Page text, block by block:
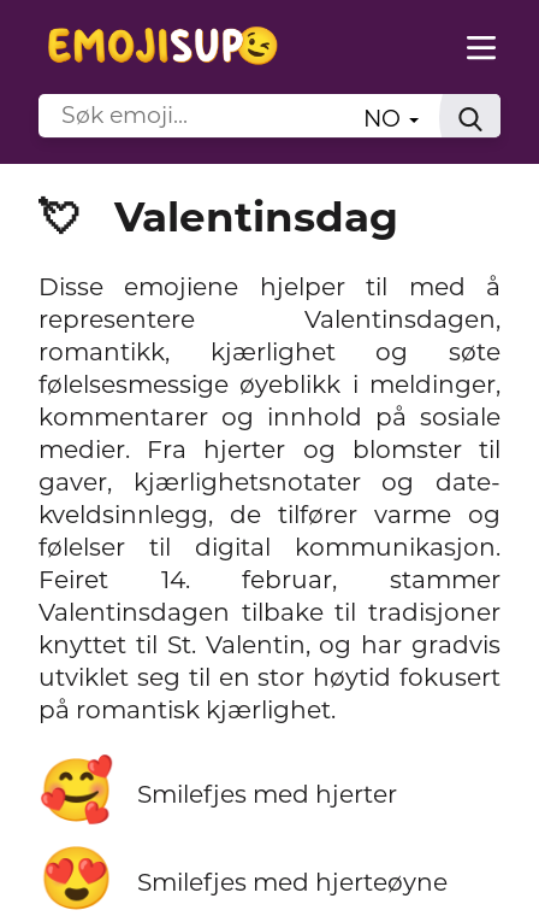
NO
💘 Valentinsdag
Disse emojiene hjelper til med å
representere Valentinsdagen,
romantikk, kjærlighet og søte
følelsesmessige øyeblikk i meldinger,
kommentarer og innhold på sosiale
medier. Fra hjerter og blomster til
gaver, kjærlighetsnotater og date-
kveldsinnlegg, de tilfører varme og
følelser til digital kommunikasjon.
Feiret 14. februar, stammer
Valentinsdagen tilbake til tradisjoner
knyttet til St. Valentin, og har gradvis
utviklet seg til en stor høytid fokusert
på romantisk kjærlighet.
🥰 Smilefjes med hjerter
😍 Smilefjes med hjerteøyne